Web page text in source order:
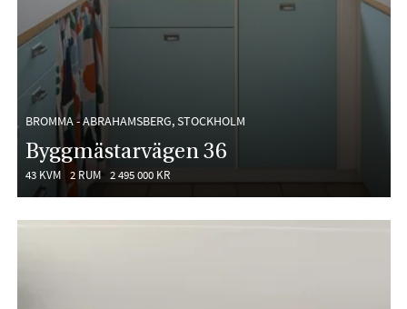
BROMMA - ABRAHAMSBERG, STOCKHOLM
Byggmästarvägen 36
43 KVM 2 RUM 2 495 000 KR